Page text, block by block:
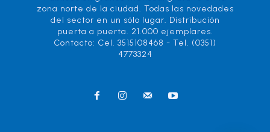
zona norte de la ciudad. Todas las novedades
del sector en un sólo lugar. Distribución
puerta a puerta. 21.000 ejemplares.
Contacto: Cel. 3515108468 - Tel. (0351)
4773324